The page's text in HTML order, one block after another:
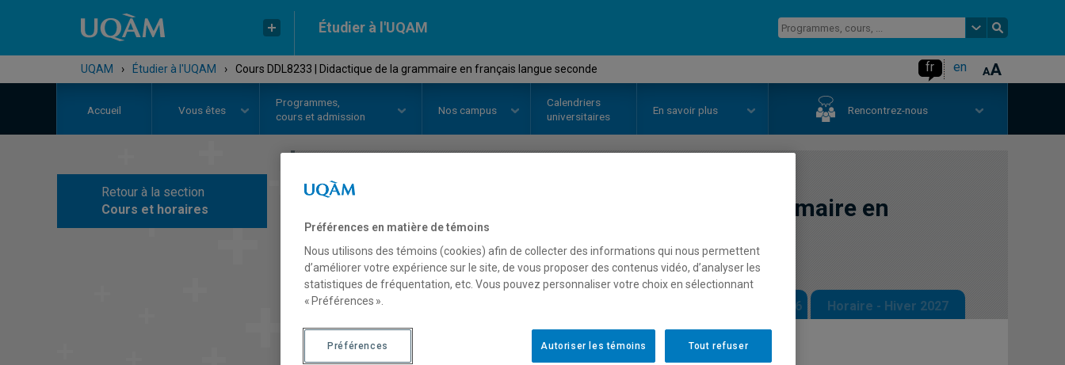
Étudier à l'UQAM
UQAM › Étudier à l'UQAM › Cours DDL8233 | Didactique de la grammaire en français langue seconde fr en
Accueil Vous êtes
Programmes,
cours et admission
Nos campus
Calendriers
universitaires
En savoir plus Rencontrez-nous
Retour à la section
Cours et horaires
Didactique de la grammaire en
français langue seconde
Description Horaire - Automne 2026 Horaire - Hiver 2027
Préférences en matière de témoins
Nous utilisons des témoins (cookies) afin de collecter des informations qui nous permettent
d’améliorer votre expérience sur le site, de vous proposer des contenus vidéo, d’analyser les
statistiques de fréquentation, etc. Vous pouvez personnaliser votre choix en sélectionnant
« Préférences ».
Tout refuser
Autoriser les témoins
Préférences